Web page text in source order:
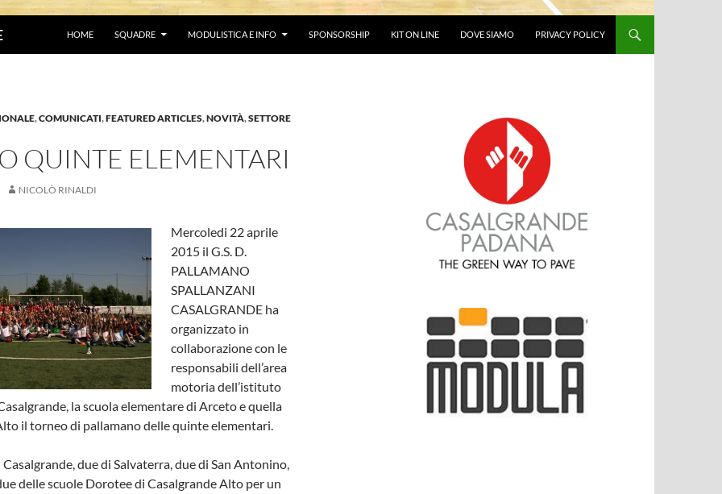
HOME SQUADRE MODULISTICA E INFO SPONSORSHIP KIT ON LINE DOVE SIAMO PRIVACY POLICY
,COMUNICATI,FEATURED ARTICLES,NOVITÀ,SETTORE
QUINTE ELEMENTARI
NICOLÒ RINALDI
Mercoledi 22 aprile
2015 il G.S. D.
PALLAMANO
SPALLANZANI
CASALGRANDE ha
organizzato in
collaborazione con le
responsabili dell’area
motoria dell’istituto
la scuola elementare di Arceto e quella
il torneo di pallamano delle quinte elementari.
due di Salvaterra, due di San Antonino,
delle scuole Dorotee di Casalgrande Alto per un